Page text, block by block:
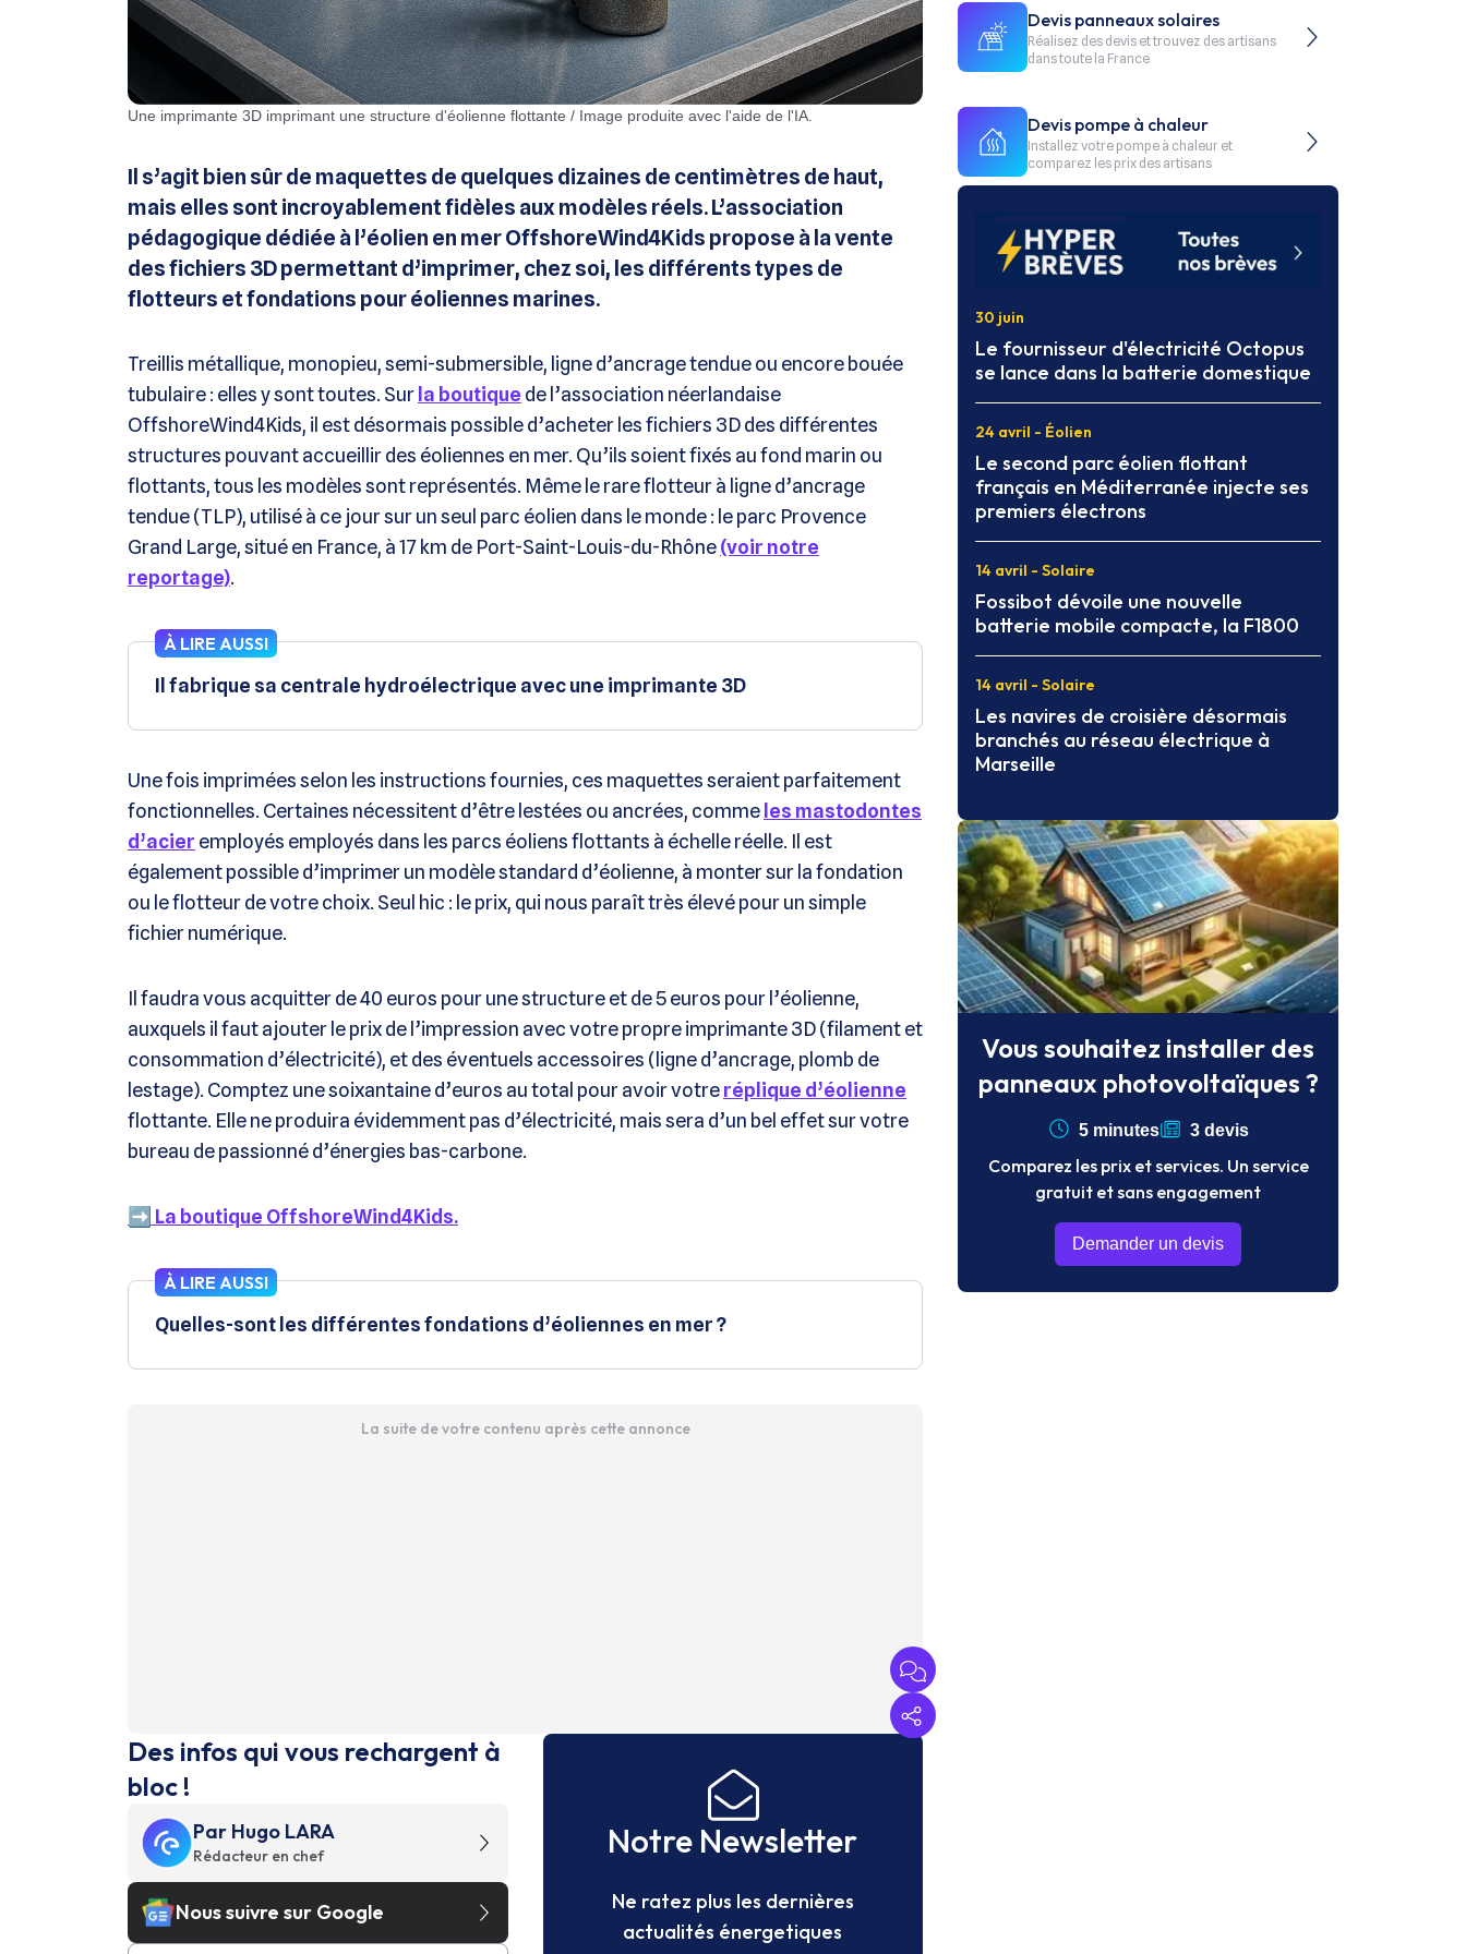
une imprimante 3D imprimant une structure d'éolienne flottante / Image produite avec l'aide de l'IA.
Il s’agit bien sûr de maquettes de quelques dizaines de centimètres de haut,
mais elles sont incroyablement fidèles aux modèles réels. L’association
pédagogique dédiée à l’éolien en mer OffshoreWind4Kids propose à la vente
des fichiers 3D permettant d’imprimer, chez soi, les différents types de
flotteurs et fondations pour éoliennes marines.
Treillis métallique, monopieu, semi-submersible, ligne d’ancrage tendue ou encore bouée
tubulaire : elles y sont toutes. Sur la boutique de l’association néerlandaise
OffshoreWind4Kids, il est désormais possible d’acheter les fichiers 3D des différentes
structures pouvant accueillir des éoliennes en mer. Qu’ils soient fixés au fond marin ou
flottants, tous les modèles sont représentés. Même le rare flotteur à ligne d’ancrage
tendue (TLP), utilisé à ce jour sur un seul parc éolien dans le monde : le parc Provence
Grand Large, situé en France, à 17 km de Port-Saint-Louis-du-Rhône(voir notre
reportage).
À LIRE AUSSI
Il fabrique sa centrale hydroélectrique avec une imprimante 3D
Une fois imprimées selon les instructions fournies, ces maquettes seraient parfaitement
fonctionnelles. Certaines nécessitent d’être lestées ou ancrées, comme les mastodontes
d’acier employés employés dans les parcs éoliens flottants à échelle réelle. Il est
également possible d’imprimer un modèle standard d’éolienne, à monter sur la fondation
ou le flotteur de votre choix. Seul hic : le prix, qui nous paraît très élevé pour un simple
fichier numérique.
Il faudra vous acquitter de 40 euros pour une structure et de 5 euros pour l’éolienne,
auxquels il faut ajouter le prix de l’impression avec votre propre imprimante 3D (filament et
consommation d’électricité), et des éventuels accessoires (ligne d’ancrage, plomb de
lestage). Comptez une soixantaine d’euros au total pour avoir votreréplique d’éolienne
flottante. Elle ne produira évidemment pas d’électricité, mais sera d’un bel effet sur votre
bureau de passionné d’énergies bas-carbone.
➡️ La boutique OffshoreWind4Kids.
À LIRE AUSSI
Quelles-sont les différentes fondations d’éoliennes en mer ?
La suite de votre contenu après cette annonce
Des infos qui vous rechargent à
bloc !
Par Hugo LARA
Rédacteur en chef
Nous suivre sur Google
Notre Newsletter
Ne ratez plus les dernières
actualités énergetiques
Devis panneaux solaires
Réalisez des devis et trouvez des artisans
dans toute la France
Devis pompe à chaleur
Installez votre pompe à chaleur et
comparez les prix des artisans
30 juin
Le fournisseur d'électricité Octopus
se lance dans la batterie domestique
24 avril - Éolien
Le second parc éolien flottant
français en Méditerranée injecte ses
premiers électrons
14 avril - Solaire
Fossibot dévoile une nouvelle
batterie mobile compacte, la F1800
14 avril - Solaire
Les navires de croisière désormais
branchés au réseau électrique à
Marseille
Vous souhaitez installer des
panneaux photovoltaïques ?
5 minutes 3 devis
Comparez les prix et services. Un service
gratuit et sans engagement
Demander un devis